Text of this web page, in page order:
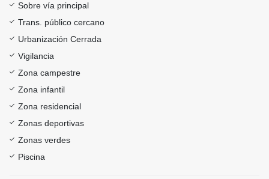
Sobre vía principal
Trans. público cercano
Urbanización Cerrada
Vigilancia
Zona campestre
Zona infantil
Zona residencial
Zonas deportivas
Zonas verdes
Piscina